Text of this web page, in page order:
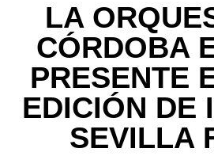
LA
CÓRDOBA
PRESENTE
EDICIÓN DE
SEVILLA